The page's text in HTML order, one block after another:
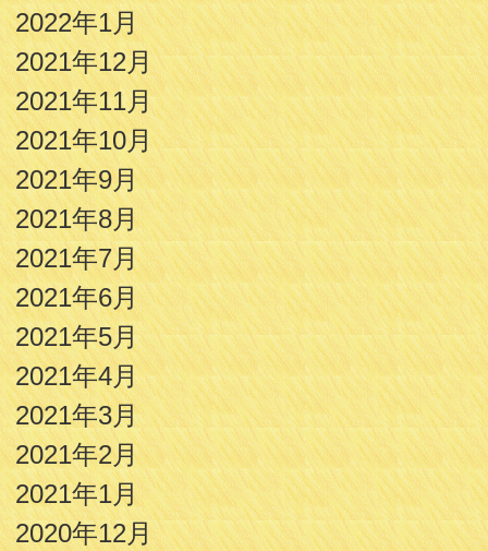
2022年1月
2021年12月
2021年11月
2021年10月
2021年9月
2021年8月
2021年7月
2021年6月
2021年5月
2021年4月
2021年3月
2021年2月
2021年1月
2020年12月